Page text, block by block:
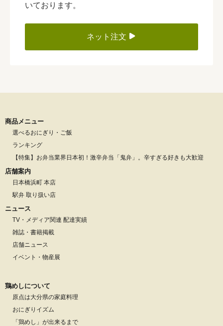
いております。
ネット注文
商品メニュー
選べるおにぎり・ご飯
ランキング
【特集】お弁当業界日本初！激辛弁当「鬼弁」。辛すぎる好きも大歓迎
店舗案内
日本橋浜町 本店
駅弁 取り扱い店
ニュース
TV・メディア関連 配達実績
雑誌・書籍掲載
店舗ニュース
イベント・物産展
鶏めしについて
原点は大分県の家庭料理
おにぎりイズム
「鶏めし」が出来るまで